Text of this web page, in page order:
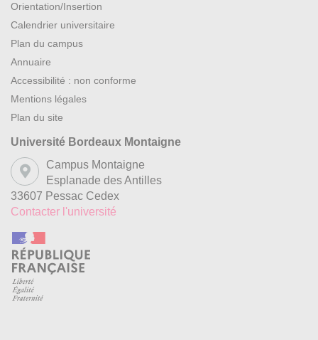
Orientation/Insertion
Calendrier universitaire
Plan du campus
Annuaire
Accessibilité : non conforme
Mentions légales
Plan du site
Université Bordeaux Montaigne
Campus Montaigne
Esplanade des Antilles
33607 Pessac Cedex
Contacter l'université